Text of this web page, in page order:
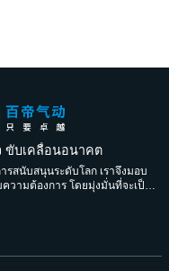
ขับเคลื่อนอนาคต
สนับสนุนระดับโลก เราจึงมอบ
วามต้องการ โดยมุ่งมั่นที่จะเป็น